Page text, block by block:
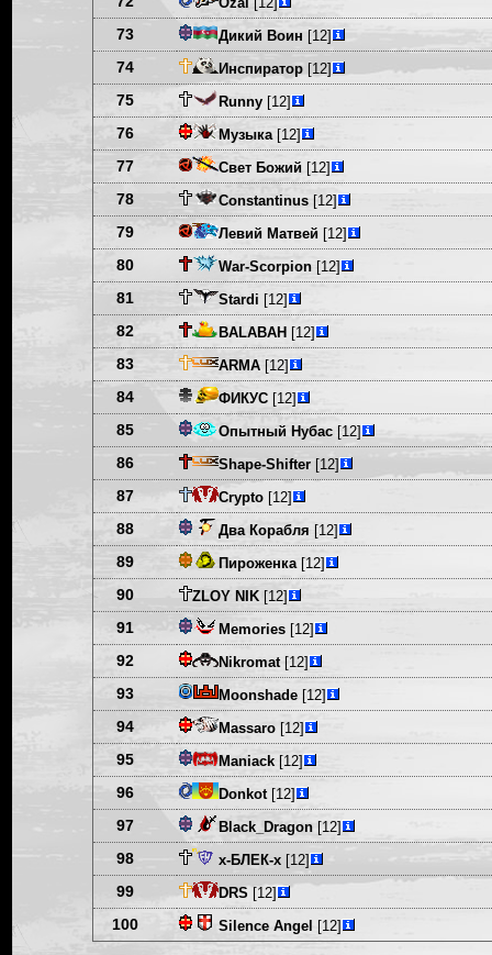
73 Дикий Воин [12]
74 Инспиратор[12]
75 Runny[12]
76 Музыка[12]
77 Свет Божий[12]
78 Constantinus[12]
79 Левий Матвей[12]
80 War-Scorpion[12]
81 Stardi [12]
82 BALABAH [12]
83 ARMA[12]
84 ФИКУС[12]
85 Опытный Нубас[12]
86 Shape-Shifter[12]
87 Crypto[12]
88 Два Корабля [12]
89 Пироженка[12]
90 ZLOY NIK[12]
91 Memories[12]
92 Nikromat[12]
93 Moonshade[12]
94 Massaro[12]
95 Maniack[12]
96 Donkot[12]
97 Black_Dragon[12]
98 х-БЛЕК-х[12]
99 DRS [12]
100 Silence Angel [12]